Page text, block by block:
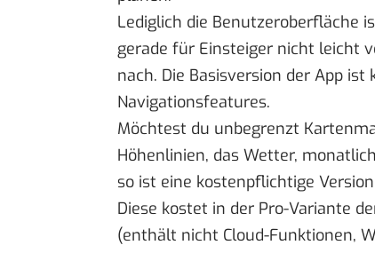
Lediglich die Benutzeroberfläche
gerade für Einsteiger nicht leicht
nach. Die Basisversion der App
Navigationsfeatures.
Möchtest du unbegrenzt
Höhenlinien, das Wetter,
so ist eine kostenpflichtige
Diese kostet in der Pro-Variante
(enthält nicht Cloud-Funktionen,